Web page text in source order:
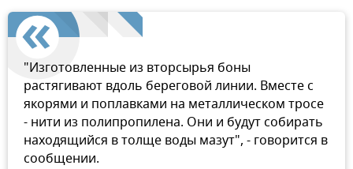
"Изготовленные из вторсырья боны
растягивают вдоль береговой линии. Вместе с
якорями и поплавками на металлическом тросе
- нити из полипропилена. Они и будут собирать
находящийся в толще воды мазут", - говорится в
сообщении.